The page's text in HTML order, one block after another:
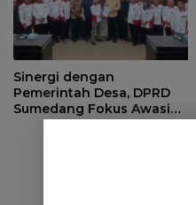
Sinergi dengan
Pemerintah Desa, DPRD
Sumedang Fokus Awasi
Program Strategis